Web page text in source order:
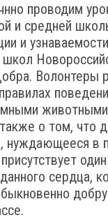
проводим
и средней
и
школ
Волонтеры
о том, что
нуждающееся в
сердца,